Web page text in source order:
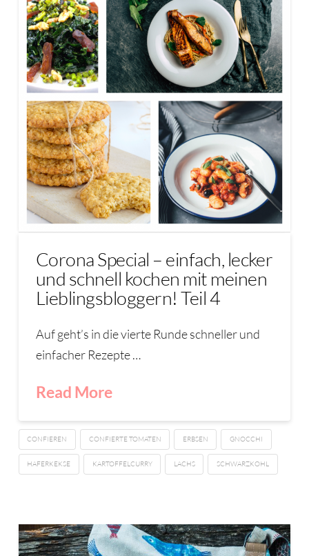
Corona Special – einfach, lecker
und schnell kochen mit meinen
Lieblingsbloggern! Teil 4
Auf geht’s in die vierte Runde schneller und
einfacher Rezepte …
Read More
CONFIEREN CONFIERTE TOMATEN ERBSEN GNOCCHI
HAFERKEKSE KARTOFFELCURRY LACHS SCHWARZKOHL